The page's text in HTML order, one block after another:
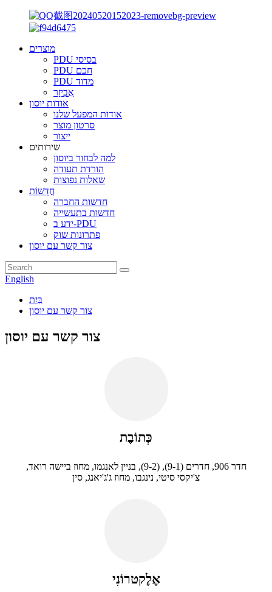
מוצרים
PDU בסיסי
PDU חכם
PDU מדוד
אֲבִיזָר
אודות יוסון
אודות המפעל שלנו
סרטון מוצר
ייצור
שירותים
למה לבחור ביוסון
הורדת תעודה
שאלות נפוצות
חֲדָשׁוֹת
חדשות החברה
חדשות בתעשייה
ידע ב-PDU
פתרונות שוק
צור קשר עם יוסון
English
בַּיִת
צור קשר עם יוסון
צור קשר עם יוסון
כְּתוֹבֶת
חדר 906, חדרים (9-1), (9-2), בניין לאנגמו, מחוז ביישה רואד,
צ'יקסי סיטי, נינגבו, מחוז ג'ג'יאנג, סין
אֶלֶקטרוֹנִי